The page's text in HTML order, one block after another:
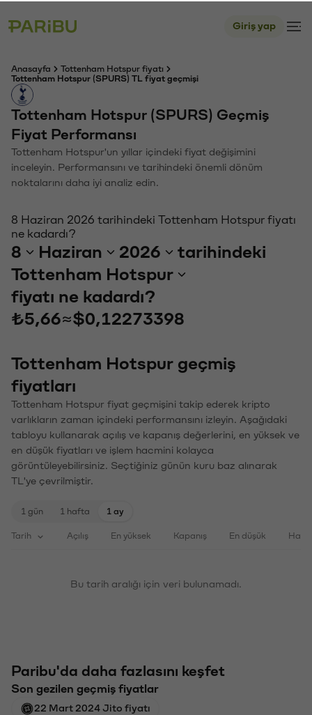
Giriş yap
Anasayfa
Tottenham Hotspur fiyatı
Tottenham Hotspur (SPURS) TL fiyat geçmişi
Tottenham Hotspur (SPURS) Geçmiş
Fiyat Performansı
Tottenham Hotspur'un yıllar içindeki fiyat değişimini
inceleyin. Performansını ve tarihindeki önemli dönüm
noktalarını daha iyi analiz edin.
8 Haziran 2026 tarihindeki Tottenham Hotspur fiyatı
ne kadardı?
8 Haziran 2026
tarihindeki
Tottenham Hotspur
fiyatı ne kadardı?
₺5,66≈$0,12273398
Tottenham Hotspur geçmiş
fiyatları
Tottenham Hotspur fiyat geçmişini takip ederek kripto
varlıkların zaman içindeki performansını izleyin. Aşağıdaki
tabloyu kullanarak açılış ve kapanış değerlerini, en yüksek ve
en düşük fiyatları ve işlem hacmini kolayca
görüntüleyebilirsiniz. Seçtiğiniz günün kuru baz alınarak
TL'ye çevrilmiştir.
1 gün 1 hafta 1 ay
Tarih Açılış En yüksek Kapanış En düşük
Bu tarih aralığı için veri bulunamadı.
Paribu'da daha fazlasını keşfet
Son gezilen geçmiş fiyatlar
22 Mart 2024 Jito fiyatı